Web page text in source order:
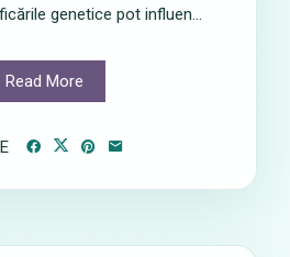
genetice pot influen...
Read More